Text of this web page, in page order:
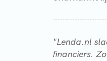
"Lenda.nl
financiers.